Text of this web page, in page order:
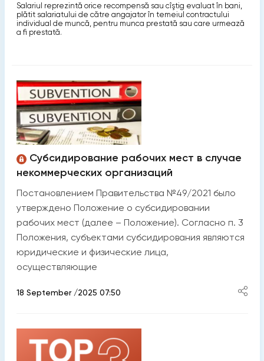
Salariul reprezintă orice recompensă sau cîştig evaluat în bani,
plătit salariatului de către angajator în temeiul contractului
individual de muncă, pentru munca prestată sau care urmează
a fi prestată.
Субсидирование рабочих мест в случае
некоммерческих организаций
Постановлением Правительства №49/2021 было
утверждено Положение о субсидировании
рабочих мест (далее – Положение). Согласно п. 3
Положения, субъектами субсидирования являются
юридические и физические лица,
осуществляющие
18 September /2025 07:50